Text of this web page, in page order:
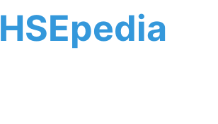
HSEpedia